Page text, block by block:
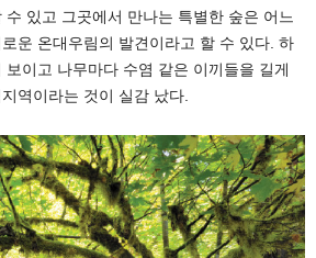
있고 그곳에서 만나는 특별한 숲은 어느
운 온대우림의 발견이라고 할 수 있다. 하
이고 나무마다 수염 같은 이끼들을 길게
역이라는 것이 실감 났다.